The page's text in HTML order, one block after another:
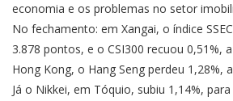
economia e os problemas no setor
No fechamento: em Xangai, o índice
3.878 pontos, e o CSI300 recuou 0,51%,
Hong Kong, o Hang Seng perdeu 1,28%,
Já o Nikkei, em Tóquio, subiu 1,14%,